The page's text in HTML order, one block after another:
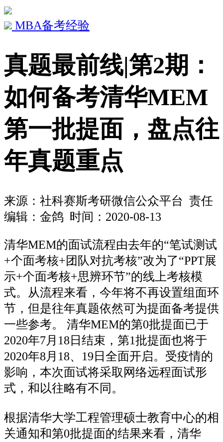
MBA备考经验
真题最前线|第2期：
如何备考清华MEM
第一批提面，盘点往
年真题重点
来源： 社科赛斯考研微信公众平台 责任
编辑：金鸽 时间：2020-08-13
清华MEM的面试流程由去年的“笔试测试
+个面考核+团队对抗考核”改为了“PPT展
示+个面考核+思辨环节”的线上考核模
式。从流程来看，今年将不再设置组面环
节，但是往年真题依然可为提面备考提供
一些参考。 清华MEM的第0批提面已于
2020年7月18日结束，第1批提面也将于
2020年8月18、19日全面开启。受疫情的
影响，本次面试将采取网络远程面试形
式，和以往略有不同。
根据清华大学工程管理硕士教育中心的相
关通知和第0批提面的结果来看，清华